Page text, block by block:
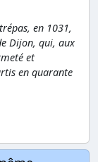
en 1031,
Dijon, qui, aux
et
en quarante